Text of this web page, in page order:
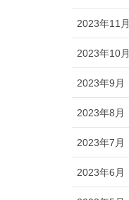
2023年11月
2023年10月
2023年9月
2023年8月
2023年7月
2023年6月